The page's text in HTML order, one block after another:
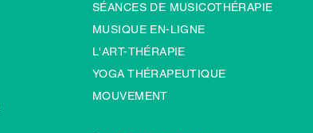
SÉANCES DE MUSICOTHÉRAPIE
MUSIQUE EN-LIGNE
L'ART-THÉRAPIE
YOGA THÉRAPEUTIQUE
MOUVEMENT